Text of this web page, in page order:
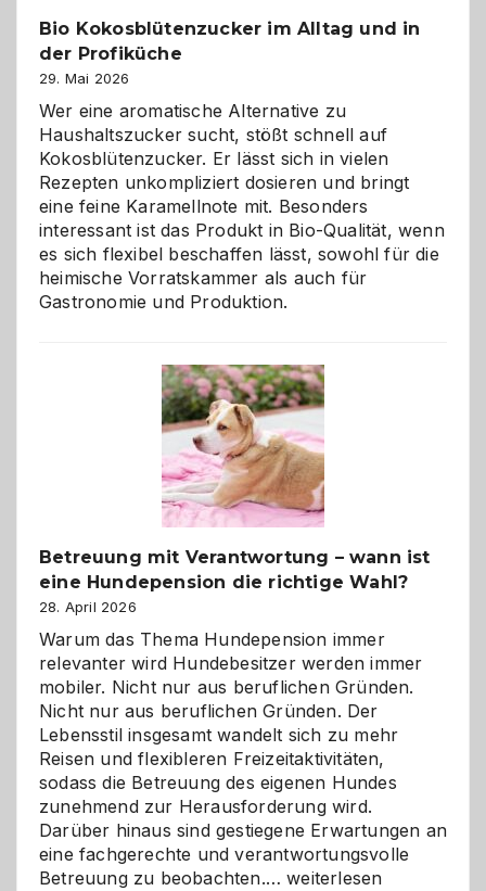
eigenen
Bio Kokosblütenzucker im Alltag und in
der Profiküche
29. Mai 2026
Wer eine aromatische Alternative zu
Haushaltszucker sucht, stößt schnell auf
Kokosblütenzucker. Er lässt sich in vielen
Rezepten unkompliziert dosieren und bringt
eine feine Karamellnote mit. Besonders
interessant ist das Produkt in Bio-Qualität, wenn
es sich flexibel beschaffen lässt, sowohl für die
heimische Vorratskammer als auch für
Gastronomie und Produktion.
Betreuung mit Verantwortung – wann ist
eine Hundepension die richtige Wahl?
28. April 2026
Warum das Thema Hundepension immer
relevanter wird Hundebesitzer werden immer
mobiler. Nicht nur aus beruflichen Gründen.
Nicht nur aus beruflichen Gründen. Der
Lebensstil insgesamt wandelt sich zu mehr
Reisen und flexibleren Freizeitaktivitäten,
sodass die Betreuung des eigenen Hundes
zunehmend zur Herausforderung wird.
Darüber hinaus sind gestiegene Erwartungen an
eine fachgerechte und verantwortungsvolle
Betreuung zu beobachten.…Betreuung
weiterlesen